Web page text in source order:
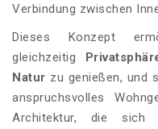
Verbindung zwischen
Dieses Konzept
gleichzeitig
Natur zu genießen, und
anspruchsvolles
Architektur, die sich